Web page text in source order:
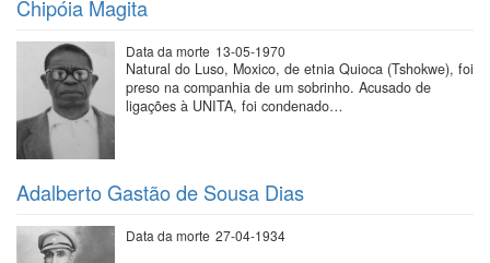
Chipóia Magita
Data da morte 13-05-1970
Natural do Luso, Moxico, de etnia Quioca (Tshokwe), foi
preso na companhia de um sobrinho. Acusado de
ligações à UNITA, foi condenado…
Adalberto Gastão de Sousa Dias
Data da morte 27-04-1934